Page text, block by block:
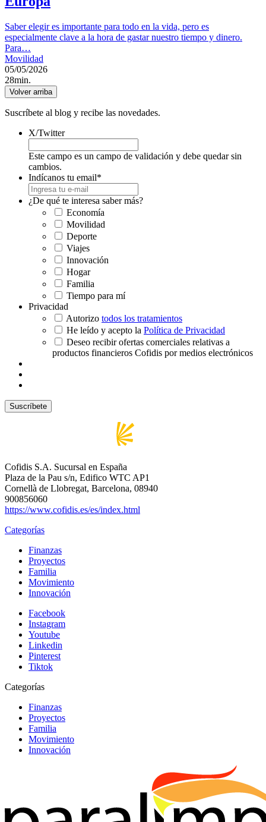
Saber elegir es importante para todo en la vida, pero es
especialmente clave a la hora de gastar nuestro tiempo y dinero.
Para…
Movilidad
05/05/2026
28min.
Volver arriba
Suscríbete al blog y recibe las novedades.
X/Twitter
Este campo es un campo de validación y debe quedar sin
cambios.
Indícanos tu email*
¿De qué te interesa saber más?
Economía
Movilidad
Deporte
Viajes
Innovación
Hogar
Familia
Tiempo para mí
Privacidad
Autorizo todos los tratamientos
He leído y acepto la Política de Privacidad
Deseo recibir ofertas comerciales relativas a
productos financieros Cofidis por medios electrónicos
Cofidis S.A. Sucursal en España
Plaza de la Pau s/n, Edifico WTC AP1
Cornellà de Llobregat, Barcelona, 08940
900856060
https://www.cofidis.es/es/index.html
Categorías
Finanzas
Proyectos
Familia
Movimiento
Innovación
Facebook
Instagram
Youtube
Linkedin
Pinterest
Tiktok
Categorías
Finanzas
Proyectos
Familia
Movimiento
Innovación